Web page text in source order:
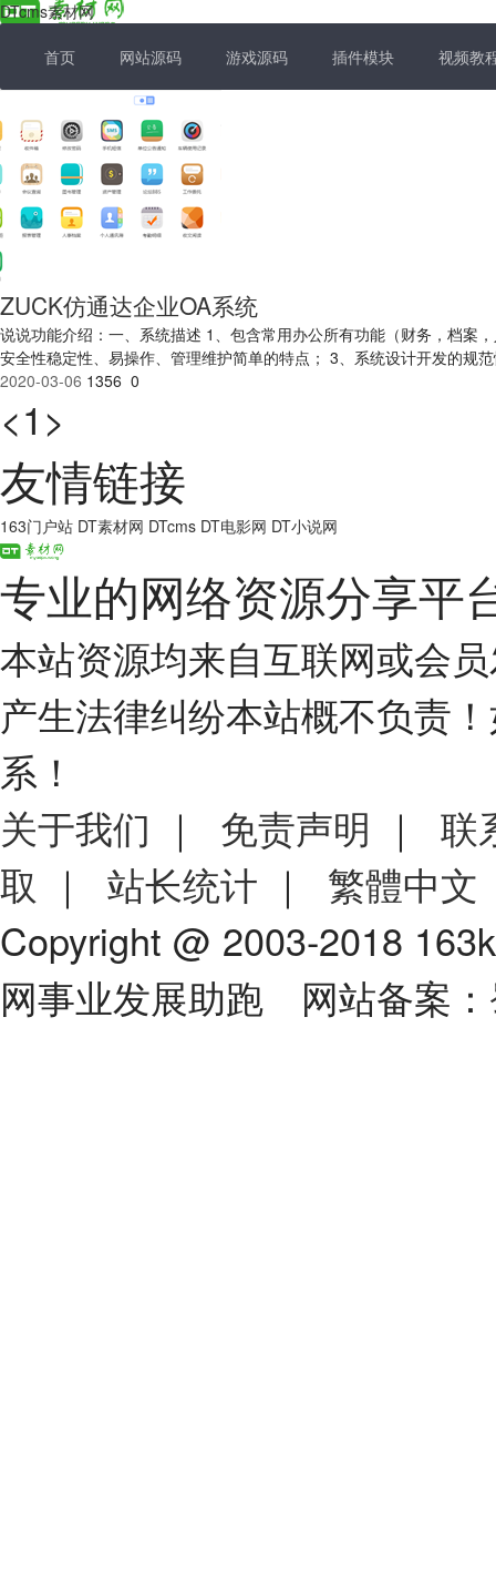
DTcms素材网
首页 网站源码 游戏源码 插件模块 视频教
ZUCK仿通达企业OA系统
说说功能介绍：一、系统描述 1、包含常用办公所有功能（财务，档案
安全性稳定性、易操作、管理维护简单的特点； 3、系统设计开发的规
2020-03-06 1356 0
<1 >
友情链接
163门户站 DT素材网 DTcms DT电影网 DT小说网
专业的网络资源分享平
本站资源均来自互联网或会
产生法律纠纷本站概不负责
系！
关于我们 ｜ 免责声明 ｜ 联
取 ｜ 站长统计 ｜ 繁體中文
Copyright @ 2003-2018
网事业发展助跑 网站备案：